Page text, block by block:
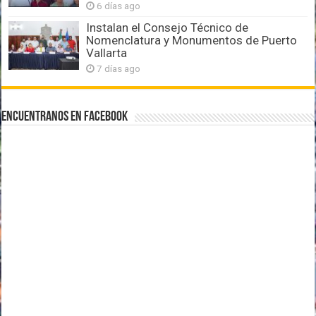
6 días ago
Instalan el Consejo Técnico de
Nomenclatura y Monumentos de Puerto
Vallarta
7 días ago
Encuentranos en Facebook